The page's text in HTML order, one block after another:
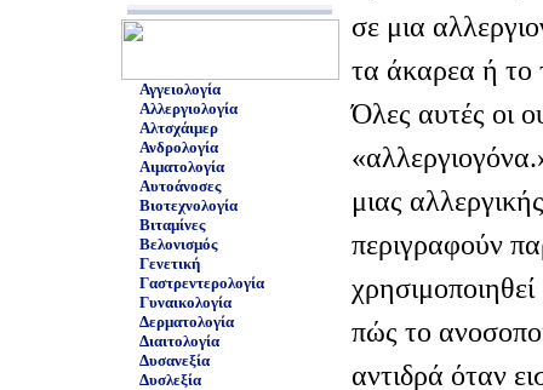
Αγγειολογία
Αλλεργιολογία
Αλτσχάιμερ
Ανδρολογία
Αιματολογία
Αυτοάνοσες
Βιοτεχνολογία
Βιταμίνες
Βελονισμός
Γενετική
Γαστρεντερολογία
Γυναικολογία
Δερματολογία
Διαιτολογία
Δυσανεξία
Δυσλεξία
σε μια
τα άκαρεα ή το
Όλες αυτές οι
μιας
περιγραφούν
πώς το
αντιδρά όταν